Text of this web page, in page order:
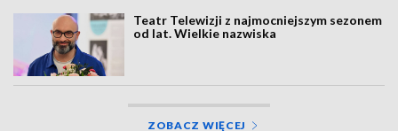
Teatr Telewizji z najmocniejszym sezonem
od lat. Wielkie nazwiska
ZOBACZ WIĘCEJ